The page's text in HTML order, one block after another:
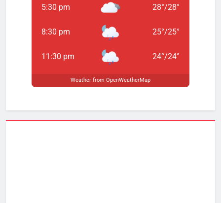
5:30 pm 28°/28°
8:30 pm 25°/25°
11:30 pm 24°/24°
Weather from OpenWeatherMap